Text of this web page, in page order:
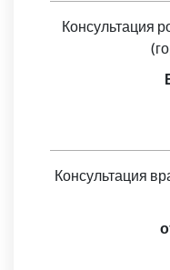
Консультация
Консультация